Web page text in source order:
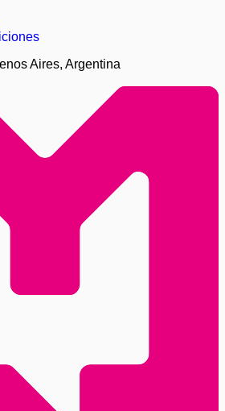
Aires, Argentina